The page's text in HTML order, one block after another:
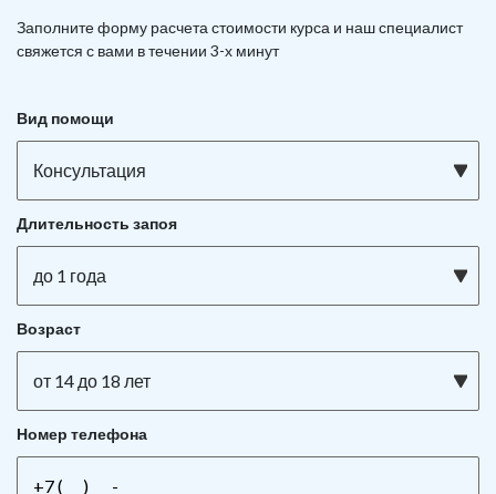
Заполните форму расчета стоимости курса и наш специалист
свяжется с вами в течении 3-х минут
Вид помощи
Консультация
Длительность запоя
до 1 года
Возраст
от 14 до 18 лет
Номер телефона